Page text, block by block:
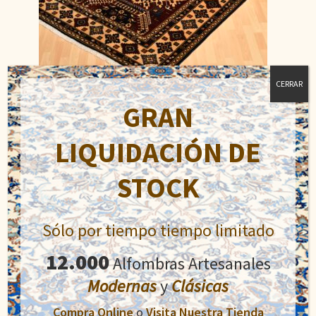
Caucasian
1.400,00€
El
precio
original
era:
1.400,00€.
900,00€El
precio
actual
es:
900,00€.
Añadir al carrito
GRAN
LIQUIDACIÓN DE
STOCK
Sólo por tiempo tiempo limitado
12.000Alfombras Artesanales
ModernasyClásicas
Compra OnlineoVisita Nuestra Tienda
CERRAR